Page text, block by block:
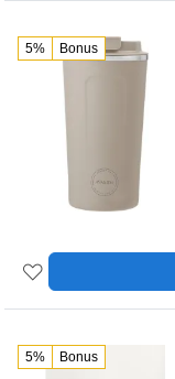
5% Bonus
5% Bonus